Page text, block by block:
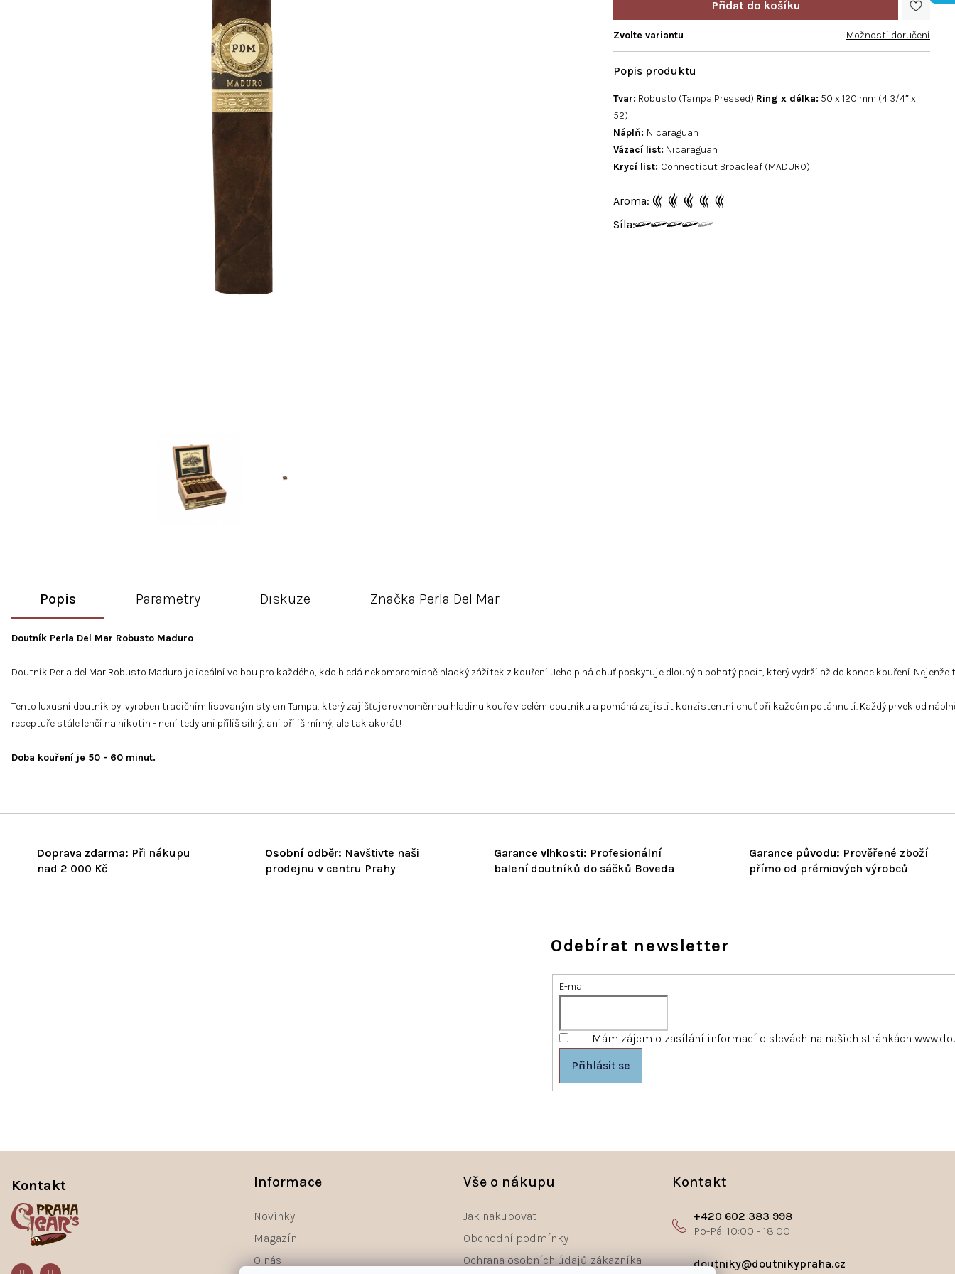
Tvar: Robusto (Tampa Pressed) Ring x délka: 50 x 120 mm (4 3/4″ x
52)
Náplň: Nicaraguan
Vázací list: Nicaraguan
Krycí list: Connecticut Broadleaf (MADURO)
Aroma:
Síla:
Zvolte variantu Možnosti doručení
Doprava zdarma: Při nákupu
nad 2 000 Kč
Osobní odběr: Navštivte naši
prodejnu v centru Prahy
Garance vlhkosti: Profesionální
balení doutníků do sáčků Boveda
Garance původu: Prověřené zboží
přímo od prémiových výrobců
Popis Parametry Diskuze Značka Perla Del Mar
Doutník Perla Del Mar Robusto Maduro
Doutník Perla del Mar Robusto Maduro je ideální volbou pro každého, kdo hledá nekompromisně hladký zážitek z kouření. Jeho plná chuť poskytuje dlouhý a bohatý pocit, který vydrží až do konce kouření.
Tento luxusní doutník byl vyroben tradičním lisovaným stylem Tampa, který zajišťuje rovnoměrnou hladinu kouře v celém doutníku a pomáhá zajistit konzistentní chuť při každém potáhnutí. Každý prvek od
receptuře stále lehčí na nikotin - není tedy ani příliš silný, ani příliš mírný, ale tak akorát!
Doba kouření je 50 - 60 minut.
Odebírat newsletter
E-mail
Mám zájem o zasílání informací o slevách na našich stránkách
Přihlásit se
Informace
Novinky
Magazín
O nás
Vše o nákupu
Jak nakupovat
Obchodní podmínky
Ochrana osobních údajů zákazníka
Kontakt
+420 602 383 998
doutniky@doutnikypraha.cz
Kontakt